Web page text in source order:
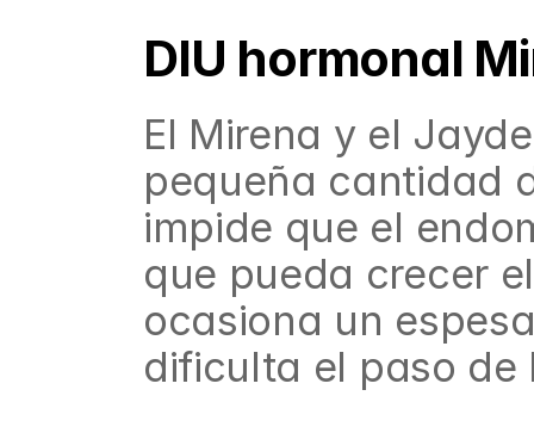
DIU hormonal
El Mirena y el
pequeña cantidad
impide que el
que pueda crecer
ocasiona un
dificulta el paso de